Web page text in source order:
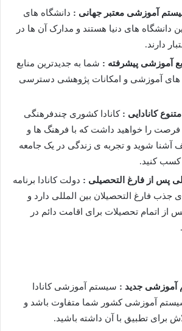
آموزشی معتبر جهانی : دانشگاه های
دانشگاه های دنیا هستند و مدارک آن ها در
دارند.
آموزشی پیشرفته : شما به جدیدترین منابع
های آموزشی و امکانات پژوهشی دسترسی
کانادایی :کانادا کشوری چندفرهنگی
را خواهید داشت که با فرهنگ ها و
آشنا شوید و تجربه ی زندگی در یک جامعه
کسب کنید.
پس از فارغ التحصیلی : دولت کانادا برنامه
جذب فارغ التحصیلان بین المللی دارد و
از اتمام تحصیلات برای اقامت دائم در
آموزشی جدید : سیستم آموزشی کانادا
آموزشی کشور شما متفاوت باشد و
برای تطبیق با آن داشته باشید.